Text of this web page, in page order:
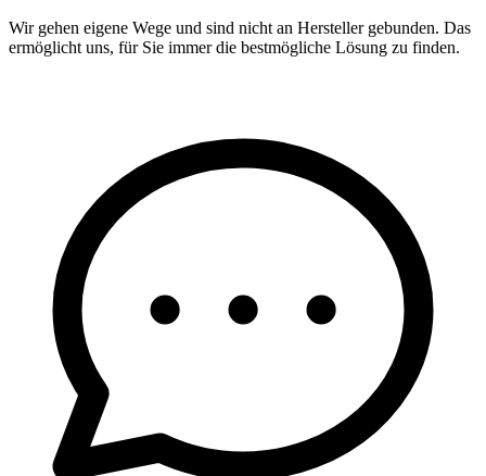
Wir gehen eigene Wege und sind nicht an Hersteller gebunden. Das
ermöglicht uns, für Sie immer die bestmögliche Lösung zu finden.